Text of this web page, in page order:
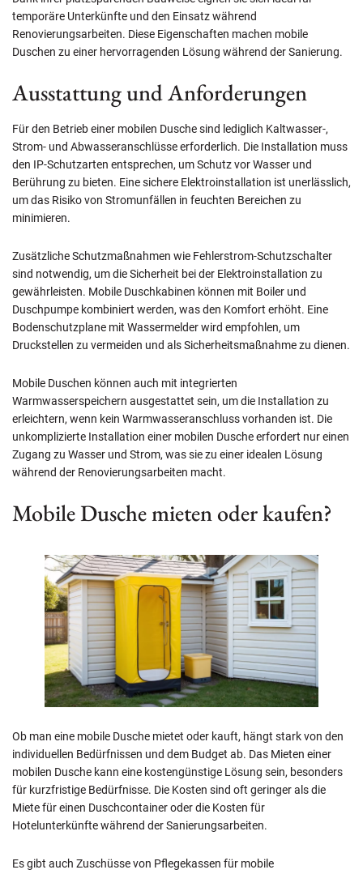
temporäre Unterkünfte und den Einsatz während
Renovierungsarbeiten. Diese Eigenschaften machen mobile
Duschen zu einer hervorragenden Lösung während der Sanierung.
Ausstattung und Anforderungen
Für den Betrieb einer mobilen Dusche sind lediglich Kaltwasser-,
Strom- und Abwasseranschlüsse erforderlich. Die Installation muss
den IP-Schutzarten entsprechen, um Schutz vor Wasser und
Berührung zu bieten. Eine sichere Elektroinstallation ist unerlässlich,
um das Risiko von Stromunfällen in feuchten Bereichen zu
minimieren.
Zusätzliche Schutzmaßnahmen wie Fehlerstrom-Schutzschalter
sind notwendig, um die Sicherheit bei der Elektroinstallation zu
gewährleisten. Mobile Duschkabinen können mit Boiler und
Duschpumpe kombiniert werden, was den Komfort erhöht. Eine
Bodenschutzplane mit Wassermelder wird empfohlen, um
Druckstellen zu vermeiden und als Sicherheitsmaßnahme zu dienen.
Mobile Duschen können auch mit integrierten
Warmwasserspeichern ausgestattet sein, um die Installation zu
erleichtern, wenn kein Warmwasseranschluss vorhanden ist. Die
unkomplizierte Installation einer mobilen Dusche erfordert nur einen
Zugang zu Wasser und Strom, was sie zu einer idealen Lösung
während der Renovierungsarbeiten macht.
Mobile Dusche mieten oder kaufen?
Ob man eine mobile Dusche mietet oder kauft, hängt stark von den
individuellen Bedürfnissen und dem Budget ab. Das Mieten einer
mobilen Dusche kann eine kostengünstige Lösung sein, besonders
für kurzfristige Bedürfnisse. Die Kosten sind oft geringer als die
Miete für einen Duschcontainer oder die Kosten für
Hotelunterkünfte während der Sanierungsarbeiten.
Es gibt auch Zuschüsse von Pflegekassen für mobile